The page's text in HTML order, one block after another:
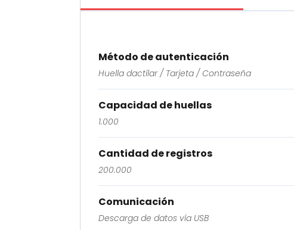
Método de autenticación
Huella dactilar / Tarjeta / Contraseña
Capacidad de huellas
1.000
Cantidad de registros
200.000
Comunicación
Descarga de datos vía USB